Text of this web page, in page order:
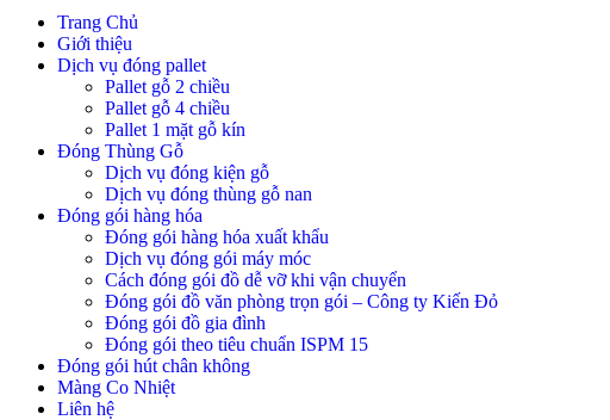
Trang Chủ
Giới thiệu
Dịch vụ đóng pallet
Pallet gỗ 2 chiều
Pallet gỗ 4 chiều
Pallet 1 mặt gỗ kín
Đóng Thùng Gỗ
Dịch vụ đóng kiện gỗ
Dịch vụ đóng thùng gỗ nan
Đóng gói hàng hóa
Đóng gói hàng hóa xuất khẩu
Dịch vụ đóng gói máy móc
Cách đóng gói đồ dễ vỡ khi vận chuyển
Đóng gói đồ văn phòng trọn gói – Công ty Kiến Đỏ
Đóng gói đồ gia đình
Đóng gói theo tiêu chuẩn ISPM 15
Đóng gói hút chân không
Màng Co Nhiệt
Liên hệ